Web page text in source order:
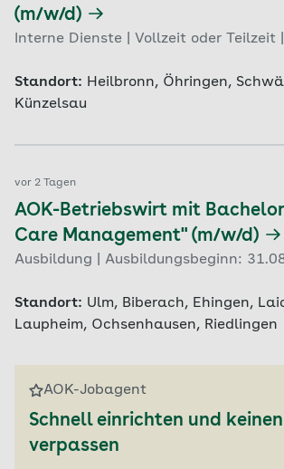
(m/w/d)
Interne Dienste | Vollzeit oder Teilzeit
Standort: Heilbronn, Öhringen,
Künzelsau
vor 2 Tagen
AOK-Betriebswirt mit
Care Management" (m/w/d)
Ausbildung | Ausbildungsbeginn:
Standort: Ulm, Biberach, Ehingen,
Laupheim, Ochsenhausen, Riedlingen
AOK-Jobagent
Schnell einrichten und
verpassen